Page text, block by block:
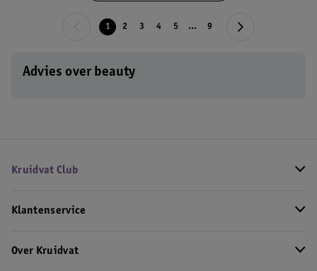
1 2 3 4 5 ... 9
Advies over beauty
Kruidvat Club
Klantenservice
Over Kruidvat